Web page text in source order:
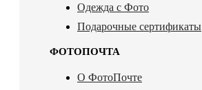
Одежда с Фото
Подарочные сертификаты
ФОТОПОЧТА
О ФотоПочте